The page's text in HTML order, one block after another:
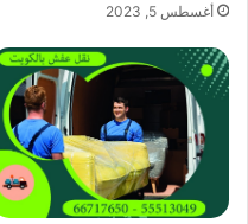
أغسطس 5, 2023